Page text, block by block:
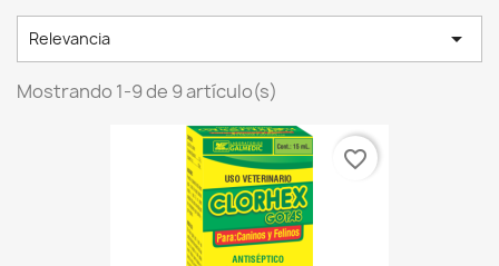
Relevancia 
Mostrando 1-9 de 9 artículo(s)
favorite_border